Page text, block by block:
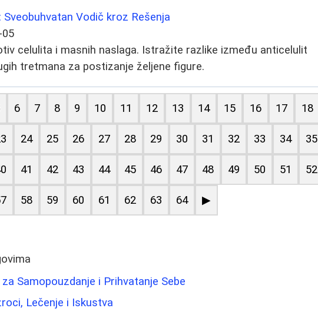
Vodič kroz Rešenja
05
celulita i masnih naslaga. Istražite razlike između anticelulit
tretmana za postizanje željene figure.
6 7 8 9 10 11 12 13 14 15 16 17 18
24 25 26 27 28 29 30 31 32 33 34 35
41 42 43 44 45 46 47 48 49 50 51 52
58 59 60 61 62 63 64 ▶
Samopouzdanje i Prihvatanje Sebe
Lečenje i Iskustva